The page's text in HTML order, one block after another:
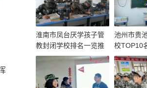
淮南市凤台厌学孩子管
教封闭学校排名一览推
荐
池州市贵
校TOP10